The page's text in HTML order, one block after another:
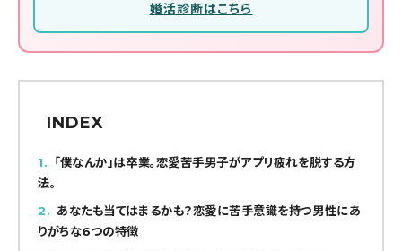
婚活診断はこちら
INDEX
1
「僕なんか」は卒業。恋愛苦手男子がアプリ疲れを脱する方
法。
2
あなたも当てはまるかも？恋愛に苦手意識を持つ男性にあ
りがちな6つの特徴